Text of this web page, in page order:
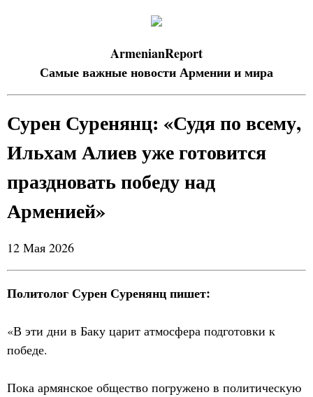
ArmenianReport
Самые важные новости Армении и мира
Сурен Суренянц: «Судя по всему,
Ильхам Алиев уже готовится
праздновать победу над
Арменией»
12 Мая 2026
Политолог Сурен Суренянц пишет:
«В эти дни в Баку царит атмосфера подготовки к
победе.
Пока армянское общество погружено в политическую